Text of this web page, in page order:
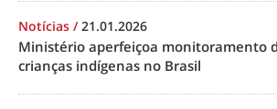
Notícias /21.01.2026
Ministério aperfeiçoa monitoramento
crianças indígenas no Brasil